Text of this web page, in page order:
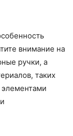
внимание на
ручки, а
таких